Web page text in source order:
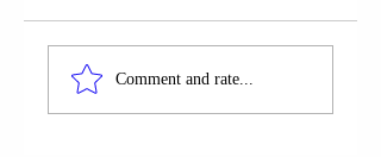
PRIZREN | KUJTIM
(IFTIMAN) KOQI U
Comment and rate...